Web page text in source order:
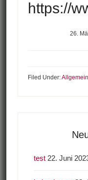
https://
26.
Filed Under:Allgemein
test 22. Juni